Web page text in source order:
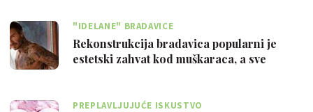
"IDELANE" BRADAVICE
Rekonstrukcija bradavica popularni je
estetski zahvat kod muškaraca, a sve
PREPLAVLJUJUĆE ISKUSTVO